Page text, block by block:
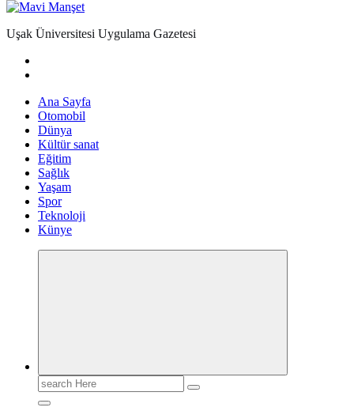
Uşak Üniversitesi Uygulama Gazetesi
Ana Sayfa
Otomobil
Dünya
Kültür sanat
Eğitim
Sağlık
Yaşam
Spor
Teknoloji
Künye
Search
for: